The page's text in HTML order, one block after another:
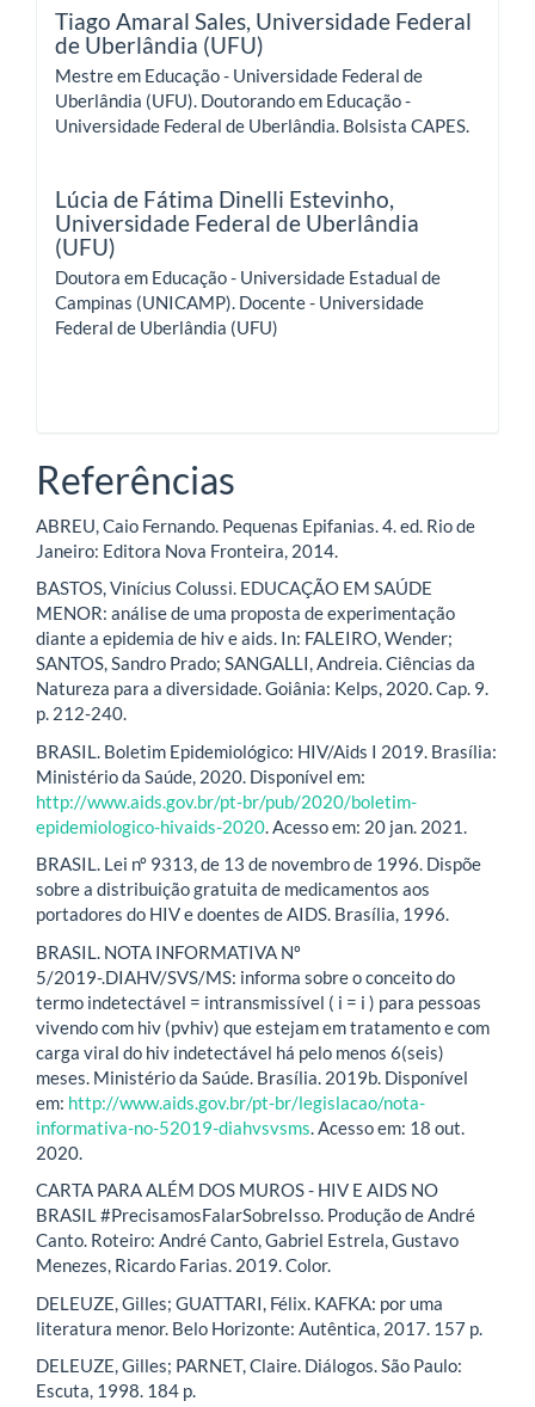
Tiago Amaral Sales, Universidade Federal
de Uberlândia (UFU)
Mestre em Educação - Universidade Federal de
Uberlândia (UFU). Doutorando em Educação -
Universidade Federal de Uberlândia. Bolsista CAPES.
Lúcia de Fátima Dinelli Estevinho,
Universidade Federal de Uberlândia
(UFU)
Doutora em Educação - Universidade Estadual de
Campinas (UNICAMP). Docente - Universidade
Federal de Uberlândia (UFU)
Referências
ABREU, Caio Fernando. Pequenas Epifanias. 4. ed. Rio de
Janeiro: Editora Nova Fronteira, 2014.
BASTOS, Vinícius Colussi. EDUCAÇÃO EM SAÚDE
MENOR: análise de uma proposta de experimentação
diante a epidemia de hiv e aids. In: FALEIRO, Wender;
SANTOS, Sandro Prado; SANGALLI, Andreia. Ciências da
Natureza para a diversidade. Goiânia: Kelps, 2020. Cap. 9.
p. 212-240.
BRASIL. Boletim Epidemiológico: HIV/Aids I 2019. Brasília:
Ministério da Saúde, 2020. Disponível em:
http://www.aids.gov.br/pt-br/pub/2020/boletim-
epidemiologico-hivaids-2020. Acesso em: 20 jan. 2021.
BRASIL. Lei nº 9313, de 13 de novembro de 1996. Dispõe
sobre a distribuição gratuita de medicamentos aos
portadores do HIV e doentes de AIDS. Brasília, 1996.
BRASIL. NOTA INFORMATIVA Nº
5/2019-.DIAHV/SVS/MS: informa sobre o conceito do
termo indetectável = intransmissível ( i = i ) para pessoas
vivendo com hiv (pvhiv) que estejam em tratamento e com
carga viral do hiv indetectável há pelo menos 6(seis)
meses. Ministério da Saúde. Brasília. 2019b. Disponível
em: http://www.aids.gov.br/pt-br/legislacao/nota-
informativa-no-52019-diahvsvsms. Acesso em: 18 out.
2020.
CARTA PARA ALÉM DOS MUROS - HIV E AIDS NO
BRASIL #PrecisamosFalarSobreIsso. Produção de André
Canto. Roteiro: André Canto, Gabriel Estrela, Gustavo
Menezes, Ricardo Farias. 2019. Color.
DELEUZE, Gilles; GUATTARI, Félix. KAFKA: por uma
literatura menor. Belo Horizonte: Autêntica, 2017. 157 p.
DELEUZE, Gilles; PARNET, Claire. Diálogos. São Paulo:
Escuta, 1998. 184 p.